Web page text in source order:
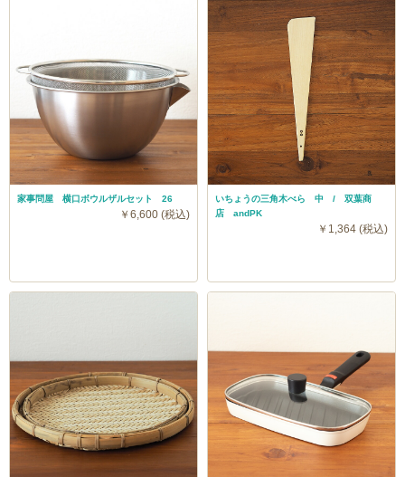
家事問屋 横口ボウルザルセット 26
￥6,600 (税込)
いちょうの三角木べら 中 / 双葉商
店 andPK
￥1,364 (税込)